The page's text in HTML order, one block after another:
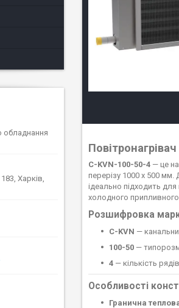
C-KVN-100-50-4 — це
перерізу 1000 х 500
ідеально підходить
холодного припливного
Розшифровка
C-KVN —
100-50 —
4 — кількість
Особливості
Гранична
обладнання
Харків,